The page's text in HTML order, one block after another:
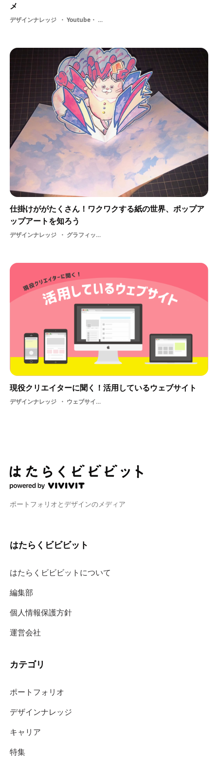
メ
デザインナレッジ Youtube・ アーティスト・ インプット・ グローバル・ 学生・ デザイン・ 学習・ 英語・ 海外・ イラストレーター・ Podcast・ TED
仕掛けががたくさん！ワクワクする紙の世界、ポップア
ップアートを知ろう
デザインナレッジ グラフィック・ art・ しかけ絵本・ ポップアップアート
現役クリエイターに聞く！活用しているウェブサイト
デザインナレッジ ウェブサイト・ 広告業界・ IT
ポートフォリオとデザインのメディア
はたらくビビビット
はたらくビビビットについて
編集部
個人情報保護方針
運営会社
カテゴリ
ポートフォリオ
デザインナレッジ
キャリア
特集